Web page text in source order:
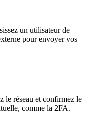
un utilisateur de
pour envoyer vos
le réseau et confirmez le
comme la 2FA.